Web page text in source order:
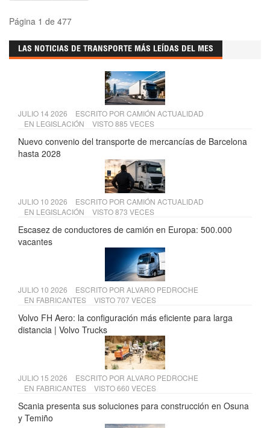
Página 1 de 477
LAS NOTICIAS DE TRANSPORTE MÁS LEÍDAS DEL MES
JULIO 14 2026 ESCRITO POR CAMIÓN ACTUALIDAD
EN LEGISLACIÓN VISTO 885 VECES
Nuevo convenio del transporte de mercancías de Barcelona
hasta 2028
JULIO 10 2026 ESCRITO POR CAMIÓN ACTUALIDAD
EN LEGISLACIÓN VISTO 873 VECES
Escasez de conductores de camión en Europa: 500.000
vacantes
JULIO 10 2026 ESCRITO POR ALVARO PEDROCHE
EN FABRICANTES VISTO 707 VECES
Volvo FH Aero: la configuración más eficiente para larga
distancia | Volvo Trucks
JULIO 15 2026 ESCRITO POR ALVARO PEDROCHE
EN FABRICANTES VISTO 660 VECES
Scania presenta sus soluciones para construcción en Osuna
y Temiño